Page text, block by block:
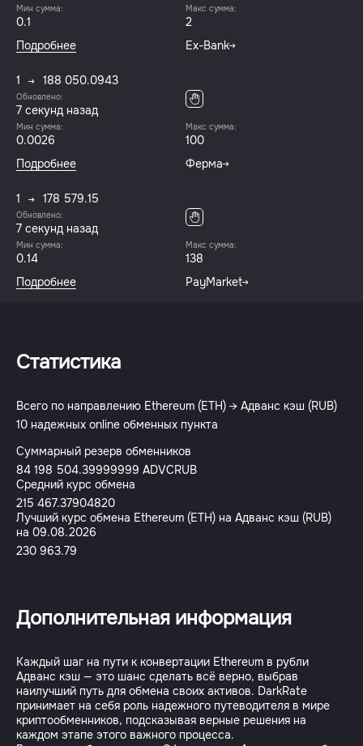
Мин сумма:
0.1
Макс сумма:
2
Подробнее
Ex-Bank
1 188 050.0943
Обновлено:
7 секунд назад
Мин сумма:
0.0026
Макс сумма:
100
Подробнее
Ферма
1 178 579.15
Обновлено:
7 секунд назад
Мин сумма:
0.14
Макс сумма:
138
Подробнее
PayMarket
Статистика
Всего по направлению Ethereum (ETH) → Адванс кэш (RUB)
10 надежных online обменных пункта
Суммарный резерв обменников
84 198 504.39999999 ADVCRUB
Средний курс обмена
215 467.37904820
Лучший курс обмена Ethereum (ETH) на Адванс кэш (RUB)
на 09.08.2026
230 963.79
Дополнительная информация
Каждый шаг на пути к конвертации Ethereum в рубли
Адванс кэш — это шанс сделать всё верно, выбрав
наилучший путь для обмена своих активов. DarkRate
принимает на себя роль надежного путеводителя в мире
криптообменников, подсказывая верные решения на
каждом этапе этого важного процесса.